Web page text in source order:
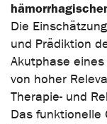
Die
und Prädiktion
Akutphase
von hoher
Therapie- und
Das funktionelle